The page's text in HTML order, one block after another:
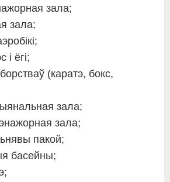
зала;
зала;
і ёгі;
(каратэ, бокс,
зала;
зала;
пакой;
басейны;